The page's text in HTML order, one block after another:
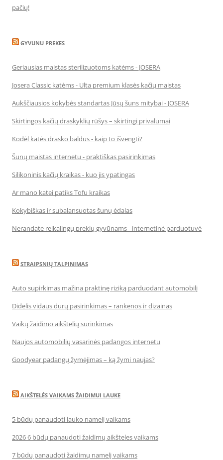
pačių!
GYVUNU PREKES
Geriausias maistas sterilizuotoms katėms - JOSERA
Josera Classic katėms - Ulta premium klasės kačių maistas
Aukščiausios kokybės standartas Jūsų šuns mitybai - JOSERA
Skirtingos kačių draskyklių rūšys – skirtingi privalumai
Kodėl katės drasko baldus - kaip to išvengti?
Šunų maistas internetu - praktiškas pasirinkimas
Silikoninis kačių kraikas - kuo jis ypatingas
Ar mano katei patiks Tofu kraikas
Kokybiškas ir subalansuotas šunų ėdalas
Nerandate reikalingų prekių gyvūnams - internetinė parduotuvė
STRAIPSNIŲ TALPINIMAS
Auto supirkimas mažina praktinę riziką parduodant automobilį
Didelis vidaus durų pasirinkimas – rankenos ir dizainas
Vaikų žaidimo aikštelių surinkimas
Naujos automobilių vasarinės padangos internetu
Goodyear padangų žymėjimas – ką žymi naujas?
AIKŠTELĖS VAIKAMS ŽAIDIMUI LAUKE
5 būdų panaudoti lauko namelį vaikams
2026 6 būdų panaudoti žaidimų aikšteles vaikams
7 būdų panaudoti žaidimų namelį vaikams